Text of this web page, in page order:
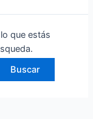
que estás